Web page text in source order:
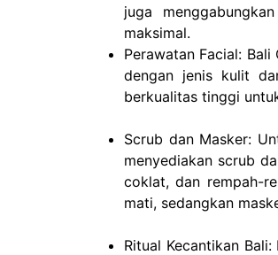
juga
maksimal.
Perawatan Facial:
dengan jenis kulit
berkualitas tinggi
Scrub dan Masker:
menyediakan scrub
coklat, dan rempah-
mati, sedangkan
Ritual Kecantikan